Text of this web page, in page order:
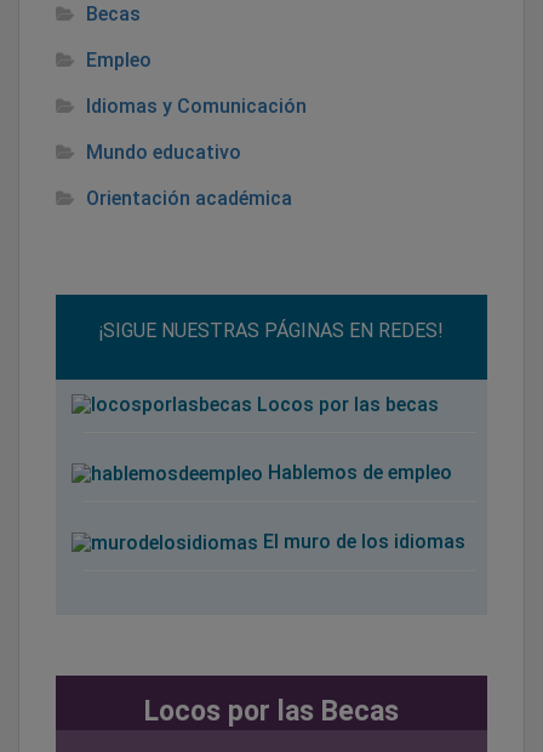
Becas
Empleo
Idiomas y Comunicación
Mundo educativo
Orientación académica
¡SIGUE NUESTRAS PÁGINAS EN REDES!
Locos por las becas
Hablemos de empleo
El muro de los idiomas
Locos por las Becas